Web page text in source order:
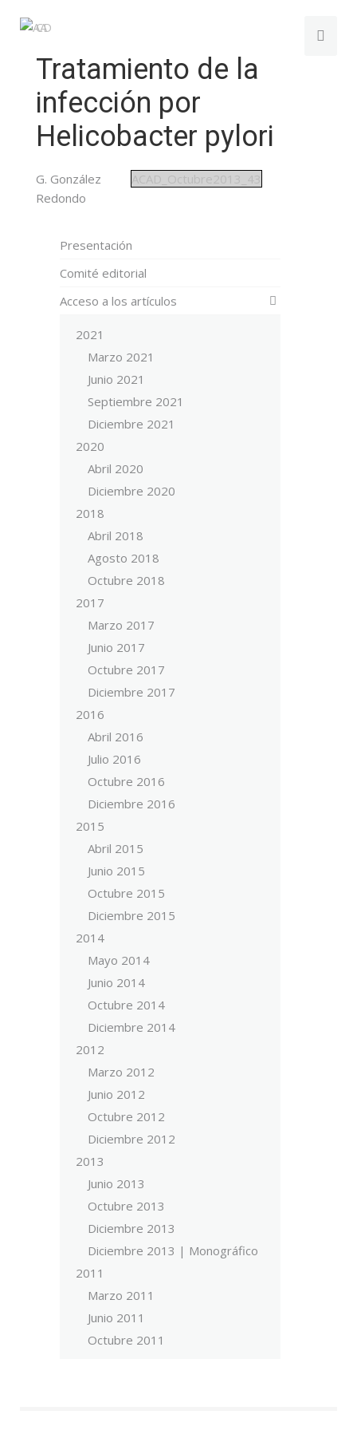
Tratamiento de la
infección por
Helicobacter pylori
G. González
Redondo
ACAD_Octubre2013_43
Presentación
Comité editorial
Acceso a los artículos
2021
Marzo 2021
Junio 2021
Septiembre 2021
Diciembre 2021
2020
Abril 2020
Diciembre 2020
2018
Abril 2018
Agosto 2018
Octubre 2018
2017
Marzo 2017
Junio 2017
Octubre 2017
Diciembre 2017
2016
Abril 2016
Julio 2016
Octubre 2016
Diciembre 2016
2015
Abril 2015
Junio 2015
Octubre 2015
Diciembre 2015
2014
Mayo 2014
Junio 2014
Octubre 2014
Diciembre 2014
2012
Marzo 2012
Junio 2012
Octubre 2012
Diciembre 2012
2013
Junio 2013
Octubre 2013
Diciembre 2013
Diciembre 2013 | Monográfico
2011
Marzo 2011
Junio 2011
Octubre 2011